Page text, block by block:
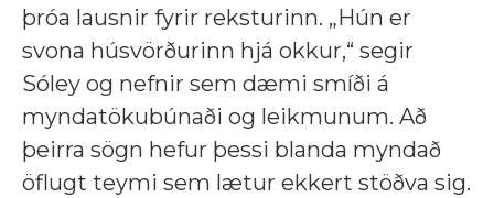
þróa lausnir fyrir reksturinn. „Hún er
svona húsvörðurinn hjá okkur,“ segir
Sóley og nefnir sem dæmi smíði á
myndatökubúnaði og leikmunum. Að
þeirra sögn hefur þessi blanda myndað
öflugt teymi sem lætur ekkert stöðva sig.